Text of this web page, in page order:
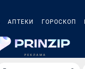
АПТЕКИ ГОРОСКОП